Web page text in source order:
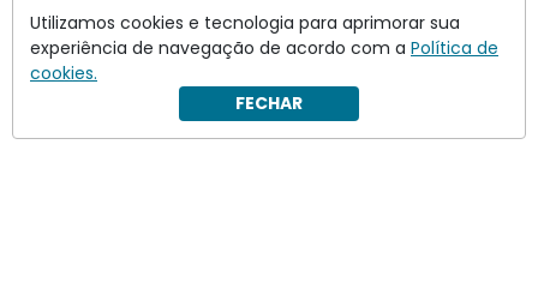
Utilizamos cookies e tecnologia para aprimorar sua
experiência de navegação de acordo com a Política de
cookies.
FECHAR